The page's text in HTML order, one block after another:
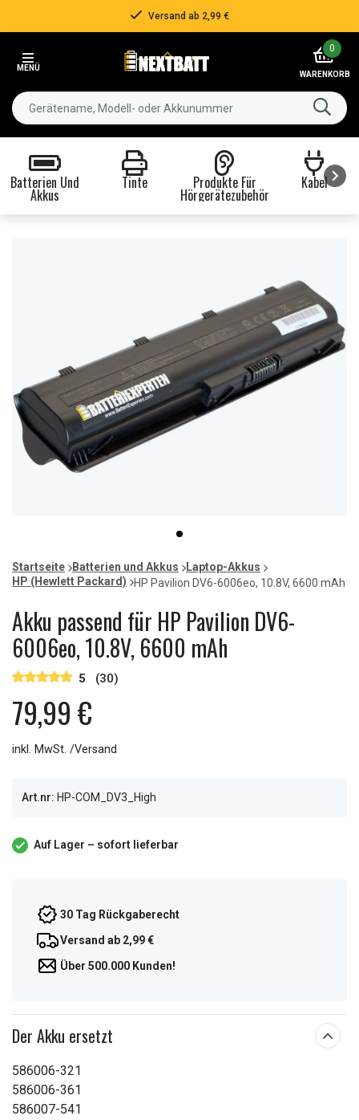
Versand ab 2,99 €
MENÜ
0
WARENKORB
Batterien Und
Akkus
Tinte Produkte Für
Hörgerätezubehör
Kabel
item
0
of
1
Startseite Batterien und Akkus
Laptop-Akkus
HP (Hewlett Packard)
HP Pavilion DV6-6006eo, 10.8V, 6600 mAh
Akku passend für HP Pavilion DV6-
6006eo, 10.8V, 6600 mAh
5 (30)
79,99 €
inkl. MwSt. /Versand
Art.nr: HP-COM_DV3_High
Auf Lager – sofort lieferbar
30 Tag Rückgaberecht
Versand ab 2,99 €
Über 500.000 Kunden!
Der Akku ersetzt
586006-321
586006-361
586007-541